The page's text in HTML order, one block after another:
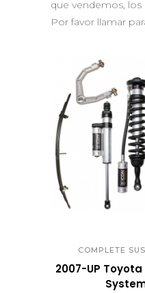
que vendemos, los
Por favor llamar
QUICK
COMPLETE
2007-UP